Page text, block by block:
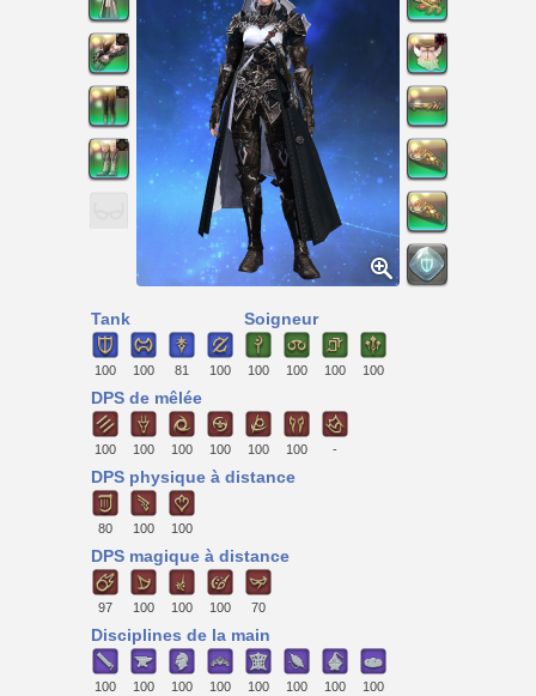
Tank
100 100 81 100
Soigneur
100 100 100 100
DPS de mêlée
100 100 100 100 100 100 -
DPS physique à distance
80 100 100
DPS magique à distance
97 100 100 100 70
Disciplines de la main
100 100 100 100 100 100 100 100